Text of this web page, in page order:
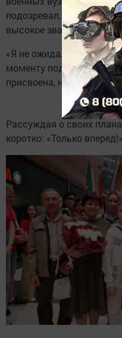
подозревал, что спустя
высокое звание Героя
«Я не ожидал, что
моменту подготовиться
присвоена, но
Рассуждая о своих
коротко: «Только вперед!»